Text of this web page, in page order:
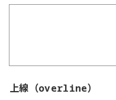
上線（overline）